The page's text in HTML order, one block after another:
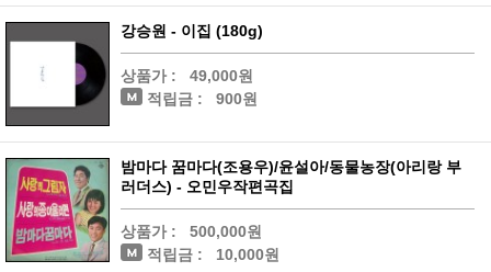
강승원 - 이집 (180g)
상품가 :
49,000원
적립금 :
900원
밤마다 꿈마다(조용우)/윤설아/동물농장(아리랑 부
러더스) - 오민우작편곡집
상품가 :
500,000원
적립금 :
10,000원